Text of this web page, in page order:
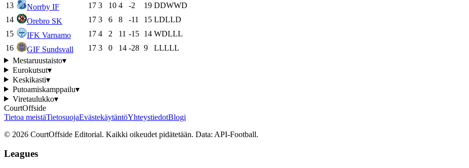
13
Norrby IF 17 3 10 4 -2 19 DDWWD
14
Orebro SK 17 3 6 8 -11 15 LDLLD
15
IFK Varnamo 17 4 2 11 -15 14 WDLLL
16
GIF Sundsvall 17 3 0 14 -28 9 LLLLL
Mestaruustaisto▾
Eurokutsut▾
Keskikasti▾
Putoamiskamppailu▾
Viretaulukko▾
CourtOffside
Tietoa meistäTietosuojaEvästekäytäntöYhteystiedotBlogi
© 2026 CourtOffside Editorial. Kaikki oikeudet pidätetään. Data: API-Football.
Leagues